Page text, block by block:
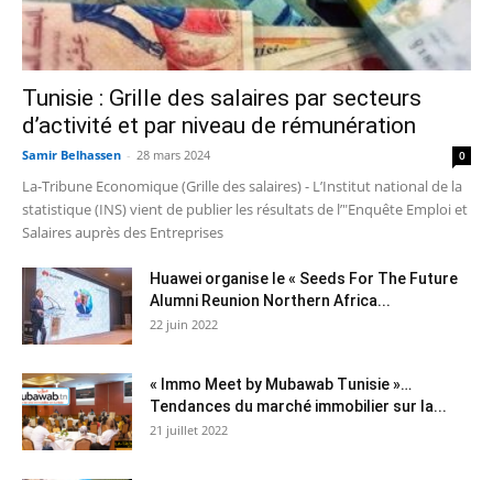
Tunisie : Grille des salaires par secteurs
d’activité et par niveau de rémunération
Samir Belhassen - 28 mars 2024 0
La-Tribune Economique (Grille des salaires) - L’Institut national de la
statistique (INS) vient de publier les résultats de l’"Enquête Emploi et
Salaires auprès des Entreprises
Huawei organise le « Seeds For The Future
Alumni Reunion Northern Africa...
22 juin 2022
« Immo Meet by Mubawab Tunisie »…
Tendances du marché immobilier sur la...
21 juillet 2022